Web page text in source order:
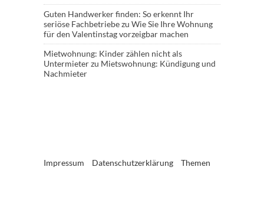
Guten Handwerker finden: So erkennt Ihr
seriöse Fachbetriebezu Wie Sie Ihre Wohnung
für den Valentinstag vorzeigbar machen
Mietwohnung: Kinder zählen nicht als
Untermieterzu Mietswohnung: Kündigung und
Nachmieter
Impressum Datenschutzerklärung Themen